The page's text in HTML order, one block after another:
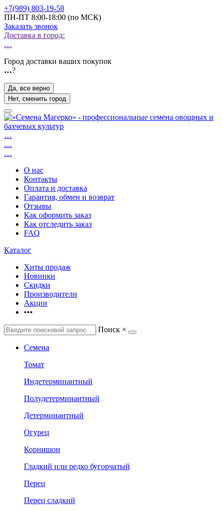
+7(989) 803-19-58
ПН-ПТ 8:00-18:00 (по МСК)
Заказать звонок
Доставка в город:
…
Город доставки ваших покупок
…?
Да, все верно
Нет, сменить город
…
…
…
О нас
Контакты
Оплата и доставка
Гарантия, обмен и возврат
Отзывы
Как оформить заказ
Как отследить заказ
FAQ
Каталог
Хиты продаж
Новинки
Скидки
Производители
Акции
•••
Поиск ×
Семена
Томат
Индетерминантный
Полудетерминантный
Детерминантный
Огурец
Корнишон
Гладкий или редко бугорчатый
Перец
Перец сладкий